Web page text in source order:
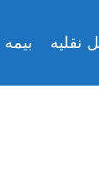
نقلیه